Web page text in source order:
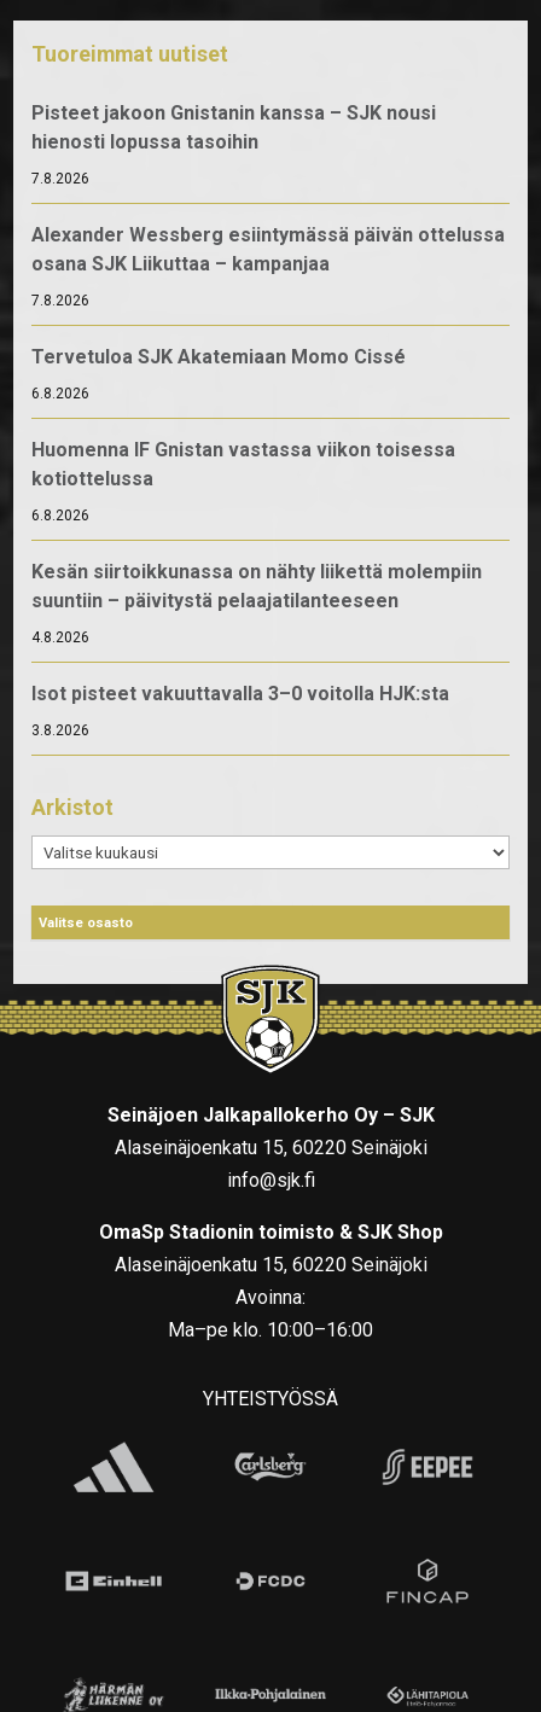
Tuoreimmat uutiset
Pisteet jakoon Gnistanin kanssa – SJK nousi
hienosti lopussa tasoihin
7.8.2026
Alexander Wessberg esiintymässä päivän ottelussa
osana SJK Liikuttaa – kampanjaa
7.8.2026
Tervetuloa SJK Akatemiaan Momo Cissé
6.8.2026
Huomenna IF Gnistan vastassa viikon toisessa
kotiottelussa
6.8.2026
Kesän siirtoikkunassa on nähty liikettä molempiin
suuntiin – päivitystä pelaajatilanteeseen
4.8.2026
Isot pisteet vakuuttavalla 3–0 voitolla HJK:sta
3.8.2026
Arkistot
Arkistot
Seinäjoen Jalkapallokerho Oy – SJK
Alaseinäjoenkatu 15, 60220 Seinäjoki
info@sjk.fi
OmaSp Stadionin toimisto & SJK Shop
Alaseinäjoenkatu 15, 60220 Seinäjoki
Avoinna:
Ma–pe klo. 10:00–16:00
YHTEISTYÖSSÄ